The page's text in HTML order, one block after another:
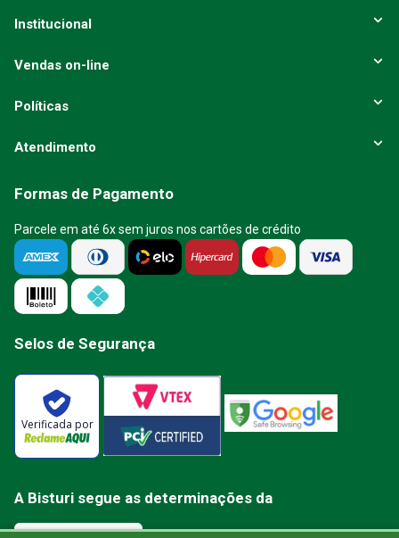
Institucional
Vendas on-line
Políticas
Atendimento
Formas de Pagamento
Parcele em até 6x sem juros nos cartões de crédito
Selos de Segurança
Verificada por
A Bisturi segue as determinações da